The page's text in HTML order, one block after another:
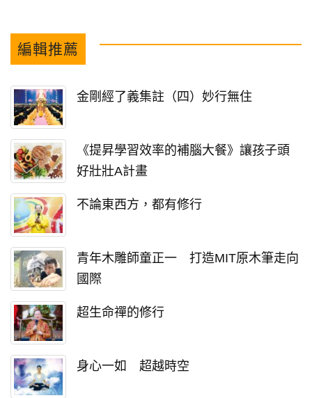
編輯推薦
金剛經了義集註（四）妙行無住
《提昇學習效率的補腦大餐》讓孩子頭
好壯壯A計畫
不論東西方，都有修行
青年木雕師童正一 打造MIT原木筆走向
國際
超生命禪的修行
身心一如 超越時空